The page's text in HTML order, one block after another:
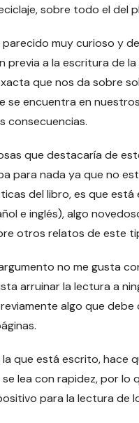
sobre todo el del
parecido muy curioso y
previa a la escritura de la
que nos da sobre
se encuentra en
consecuencias.
que destacaría de
para nada ya que no
del libro, es que está
e inglés), algo
otros relatos de este
no me gusta
arruinar la lectura a
algo que debe
la que está escrito, hace
lea con rapidez, por lo
para la lectura de